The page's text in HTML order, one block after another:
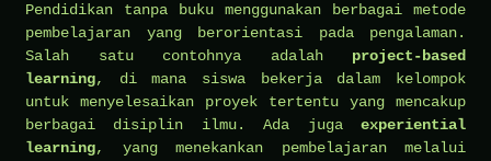
Pendidikan tanpa buku menggunakan berbagai metode
pembelajaran yang berorientasi pada pengalaman.
Salah satu contohnya adalah project-based
learning, di mana siswa bekerja dalam kelompok
untuk menyelesaikan proyek tertentu yang mencakup
berbagai disiplin ilmu. Ada juga experiential
learning, yang menekankan pembelajaran melalui